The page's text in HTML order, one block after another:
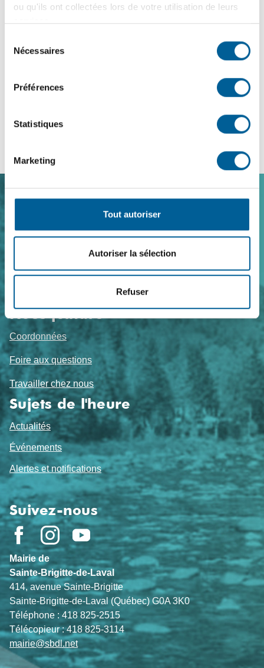
ou qu'ils ont collectées lors de votre utilisation de leurs
services.
Nécessaires
Préférences
Statistiques
Marketing
Tout autoriser
Autoriser la sélection
Refuser
COMPOSTABLES DU 29
SEPTEMBRE | Remise dans la
compostables prévue aujourd'hui (vendredi), le 29
de
de
Nous joindre
Coordonnées
Foire aux questions
Travailler chez nous
Sujets de l'heure
Actualités
Événements
Alertes et notifications
Suivez-nous
Mairie de
Sainte-Brigitte-de-Laval
414, avenue Sainte-Brigitte
Sainte-Brigitte-de-Laval (Québec) G0A 3K0
Téléphone : 418 825-2515
Télécopieur : 418 825-3114
mairie@sbdl.net